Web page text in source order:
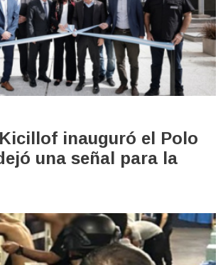
inauguró el Polo
una señal para la